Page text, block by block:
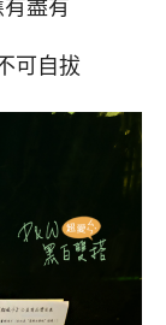
盡有
可自拔